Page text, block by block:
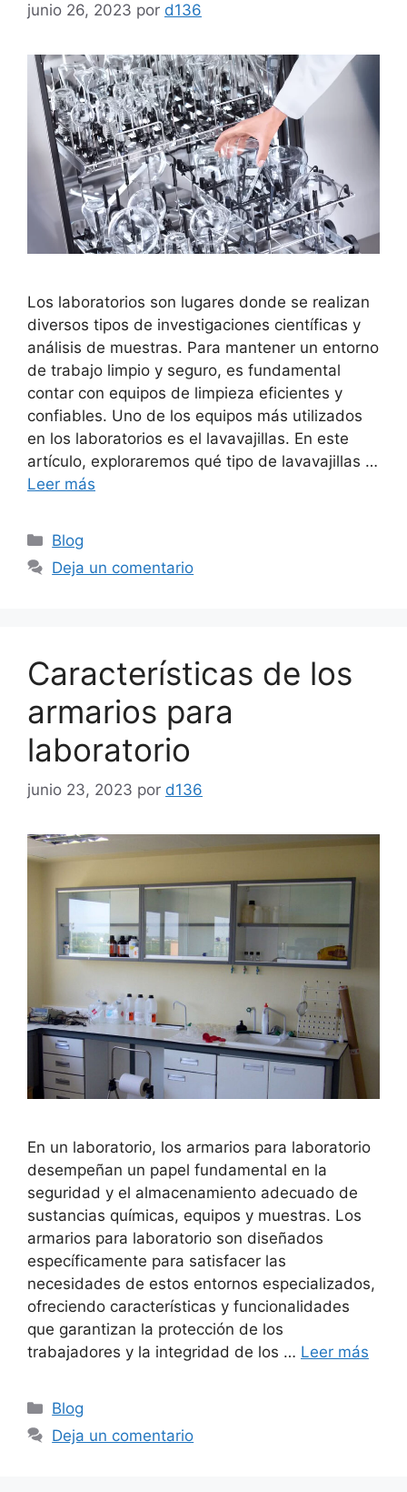
junio 26, 2023 por d136
Los laboratorios son lugares donde se realizan
diversos tipos de investigaciones científicas y
análisis de muestras. Para mantener un entorno
de trabajo limpio y seguro, es fundamental
contar con equipos de limpieza eficientes y
confiables. Uno de los equipos más utilizados
en los laboratorios es el lavavajillas. En este
artículo, exploraremos qué tipo de lavavajillas …
Leer más
Categorías
Blog
Deja un comentario
Características de los
armarios para
laboratorio
junio 23, 2023 por d136
En un laboratorio, los armarios para laboratorio
desempeñan un papel fundamental en la
seguridad y el almacenamiento adecuado de
sustancias químicas, equipos y muestras. Los
armarios para laboratorio son diseñados
específicamente para satisfacer las
necesidades de estos entornos especializados,
ofreciendo características y funcionalidades
que garantizan la protección de los
trabajadores y la integridad de los … Leer más
Categorías
Blog
Deja un comentario